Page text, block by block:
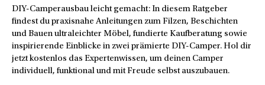
DIY-Camperausbau leicht gemacht: In diesem Ratgeber
findest du praxisnahe Anleitungen zum Filzen, Beschichten
und Bauen ultraleichter Möbel, fundierte Kaufberatung sowie
inspirierende Einblicke in zwei prämierte DIY-Camper. Hol dir
jetzt kostenlos das Expertenwissen, um deinen Camper
individuell, funktional und mit Freude selbst auszubauen.